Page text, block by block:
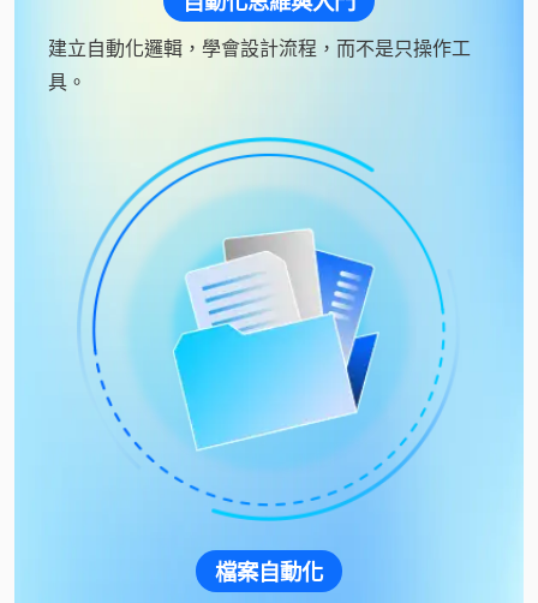
建立自動化邏輯，學會設計流程，而不是只操作工
具。
檔案自動化